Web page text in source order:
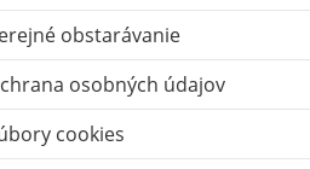
obstarávanie
osobných údajov
cookies